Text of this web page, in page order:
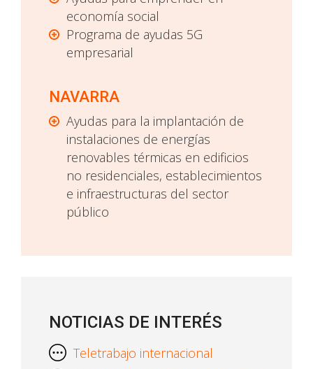
economía social
Programa de ayudas 5G
empresarial
NAVARRA
Ayudas para la implantación de
instalaciones de energías
renovables térmicas en edificios
no residenciales, establecimientos
e infraestructuras del sector
público
NOTICIAS DE INTERÉS
Teletrabajo internacional